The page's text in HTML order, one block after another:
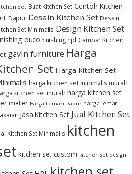
Set Buat Kitchen Set Contoh Kitchen
Dapur Desain Kitchen Set Desain
Set Minimalis Design Kitchen Set
duco finishing hpl Gambar Kitchen
gavin furniture Harga
Set Harga Kitchen Set
harga kitchen set minimalis murah
kitchen set murah harga kitchen set
meter Harga Lemari Dapur harga lemari
Jasa Kitchen Set Jual Kitchen Set
Kitchen Set Minimalis kitchen
kitchen set custom kitchen set design